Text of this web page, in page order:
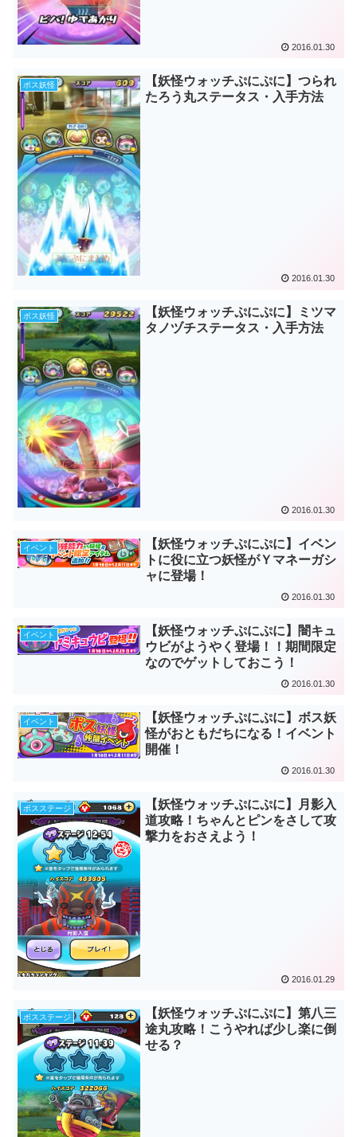
2016.01.30
ボス妖怪
【妖怪ウォッチぷにぷに】つられ
たろう丸ステータス・入手方法
2016.01.30
ボス妖怪
【妖怪ウォッチぷにぷに】ミツマ
タノヅチステータス・入手方法
2016.01.30
イベント
【妖怪ウォッチぷにぷに】イベン
トに役に立つ妖怪がＹマネーガシ
ャに登場！
2016.01.30
イベント
【妖怪ウォッチぷにぷに】闇キュ
ウビがようやく登場！！期間限定
なのでゲットしておこう！
2016.01.30
イベント
【妖怪ウォッチぷにぷに】ボス妖
怪がおともだちになる！イベント
開催！
2016.01.30
ボスステージ
【妖怪ウォッチぷにぷに】月影入
道攻略！ちゃんとピンをさして攻
撃力をおさえよう！
2016.01.29
ボスステージ
【妖怪ウォッチぷにぷに】第八三
途丸攻略！こうやれば少し楽に倒
せる？